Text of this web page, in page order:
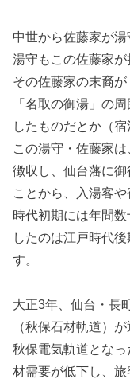
中世から佐藤家が
湯守もこの佐藤家が
その佐藤家の末裔
「名取の御湯」の
したものだとか（宿
この湯守・佐藤家
徴収し、仙台藩に
ことから、入湯客
時代初期には年間
したのは江戸時代
す。
大正3年、仙台・長
（秋保石材軌道）
秋保電気軌道とな
材需要が低下し、